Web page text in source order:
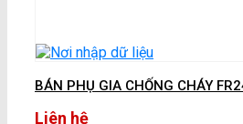
BÁN PHỤ GIA CHỐNG CHÁY
Liên hệ